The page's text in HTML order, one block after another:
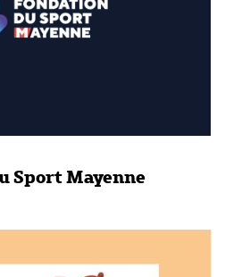
Sport Mayenne